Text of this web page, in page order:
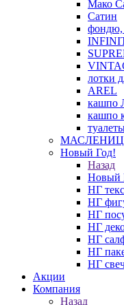
Мако
Сатин
лотки
AREL
кашпо
кашпо
Новый Год!
Назад
Новый
НГ
НГ
НГ
НГ
НГ
НГ
НГ
Акции
Компания
Назад